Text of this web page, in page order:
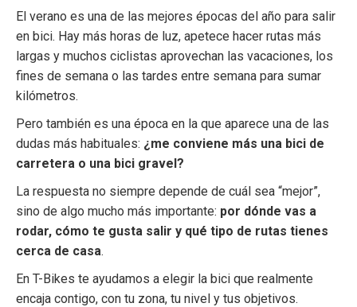
El verano es una de las mejores épocas del año para salir
en bici. Hay más horas de luz, apetece hacer rutas más
largas y muchos ciclistas aprovechan las vacaciones, los
fines de semana o las tardes entre semana para sumar
kilómetros.
Pero también es una época en la que aparece una de las
dudas más habituales: ¿me conviene más una bici de
carretera o una bici gravel?
La respuesta no siempre depende de cuál sea “mejor”,
sino de algo mucho más importante: por dónde vas a
rodar, cómo te gusta salir y qué tipo de rutas tienes
cerca de casa.
En T-Bikes te ayudamos a elegir la bici que realmente
encaja contigo, con tu zona, tu nivel y tus objetivos.